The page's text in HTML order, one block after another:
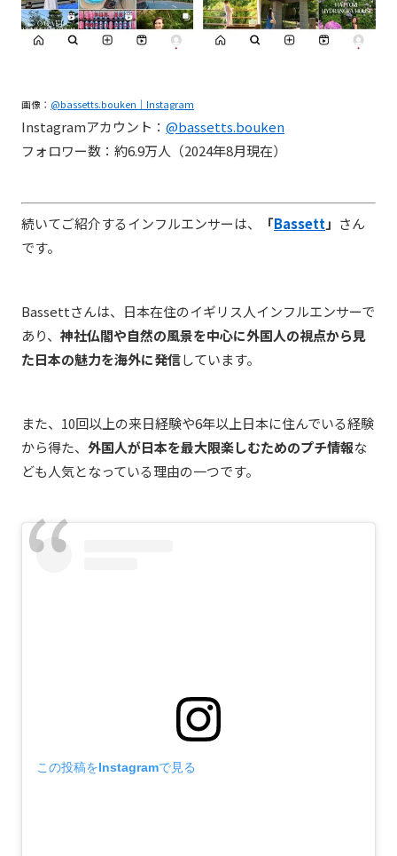
画像： @bassetts.bouken｜Instagram
Instagramアカウント： @bassetts.bouken
フォロワー数：約6.9万人（2024年8月現在）
続いてご紹介するインフルエンサーは、 「Bassett」 さん
です。
Bassettさんは、日本在住のイギリス人インフルエンサーで
あり、 神社仏閣や自然の風景を中心に外国人の視点から見
た日本の魅力を海外に発信しています。
また、10回以上の来日経験や6年以上日本に住んでいる経験
から得た、 外国人が日本を最大限楽しむためのプチ情報な
ども人気となっている理由の一つです。
この投稿をInstagramで見る